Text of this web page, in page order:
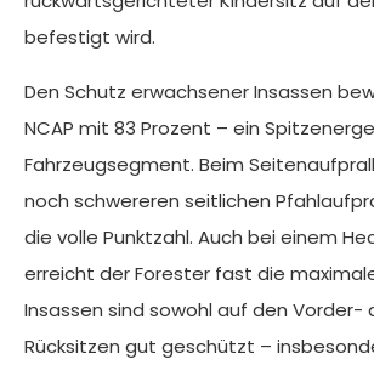
befestigt wird.
Den Schutz erwachsener Insassen
NCAP mit 83 Prozent – ein
Fahrzeugsegment. Beim
noch schwereren seitlichen
die volle Punktzahl. Auch bei einem
erreicht der Forester fast die
Insassen sind sowohl auf den Vorder-
Rücksitzen gut geschützt –